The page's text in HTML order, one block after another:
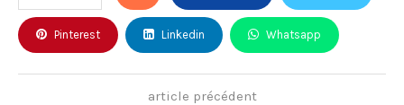
Pinterest Linkedin Whatsapp
article précédent